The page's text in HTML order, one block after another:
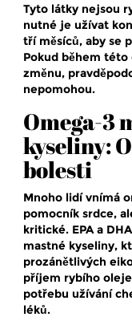
Tyto látky nejsou
nutné je užívat
tří měsíců, aby se
Pokud během
změnu,
nepomohou.
Omega-3
kyseliny:
bolesti
Mnoho lidí vnímá
pomocník srdce,
kritické. EPA a DHA
mastné kyseliny,
prozánětlivých
příjem rybího
potřebu užívání
léků.